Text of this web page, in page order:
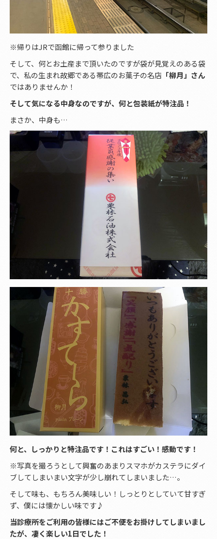
※帰りはJRで函館に帰って参りました
そして、何とお土産まで頂いたのですが袋が見覚えのある袋
で、私の生まれ故郷である帯広のお菓子の名店 「柳月」さん
ではありませんか！
そして気になる中身なのですが、何と包装紙が特注品！
まさか、中身も…
何と、しっかりと特注品です！これはすごい！感動です！
※写真を撮ろうとして興奮のあまりスマホがカステラにダイ
ブしてしまいまい文字が少し崩れてしまいました…。
そして味も、もちろん美味しい！しっとりとしていて甘すぎ
ず、僕には懐かしい味です♪
当診療所をご利用の皆様にはご不便をお掛けしてしまいまし
たが、凄く楽しい1日でした！